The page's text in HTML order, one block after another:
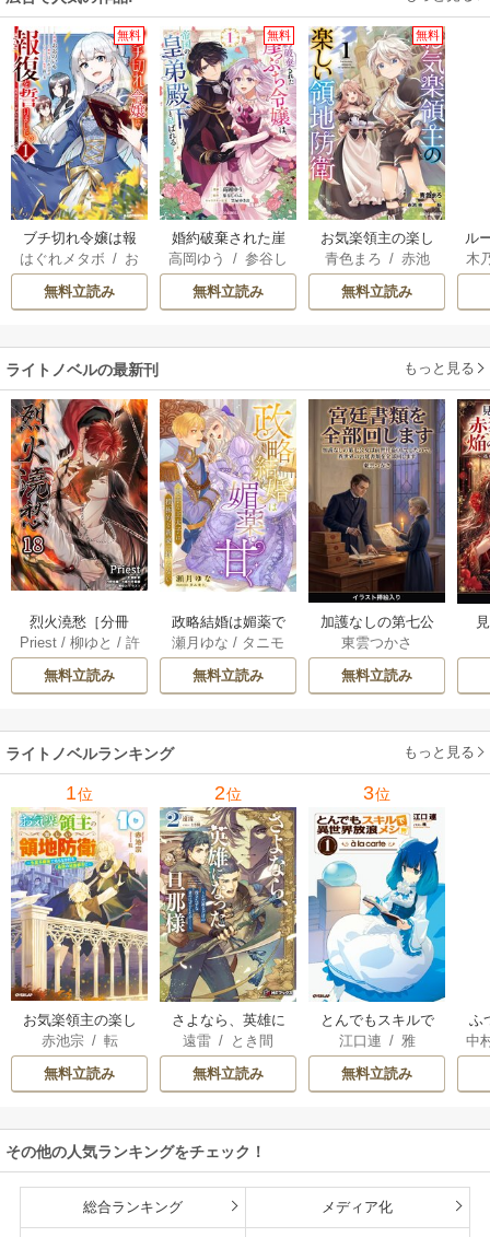
無料
ブチ切れ令嬢は報
復を誓いました。
はぐれメタボ / お
おのいも /
無料立読み
無料
婚約破棄された崖
っぷち令嬢は、帝
国の皇弟殿下と結
ばれる
高岡ゆう /参谷し
/ 雲屋ゆきお
無料立読み
無料
お気楽領主の楽し
い領地防衛
青色まろ / 赤池
宗
/ 転
無料立読み
ル
令
木
ライトノベルの最新刊 もっと見る
烈火澆愁［分冊
版］ 17-18巻
Priest/ 柳ゆと / 許
/ 内野佳織
場光洋
無料立読み
政略結婚は媚薬で
甘く ～奥手な王太
子は積極的な新妻
に抗えない～ 1巻
瀬月ゆな / タニモ
ト。
無料立読み
加護なしの第七公
女は前世社畜OLで
したので、異世界
の宮廷書類を全部
版） 1巻
東雲つかさ
無料立読み
ライトノベルランキング もっと見る
1位
お気楽領主の楽し
い領地防衛
赤池宗/ 転
無料立読み
2位
さよなら、英雄に
なった旦那様 ～た
だ祈るだけの役立
たずな妻のはずで
遠雷 / とき間
無料立読み
3位
とんでもスキルで
異世界放浪メシ
江口連 / 雅
無料立読み
ふ
中
その他の人気ランキングをチェック！
総合ランキング メディア化